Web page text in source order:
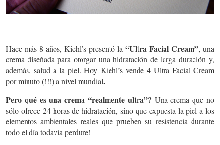
Hace más 8 años, Kiehl’s presentó la “Ultra Facial Cream”, una
crema diseñada para otorgar una hidratación de larga duración y,
además, salud a la piel. Hoy Kiehl’s vende 4 Ultra Facial Cream
por minuto (!!!) a nivel mundial.
Pero qué es una crema “realmente ultra”? Una crema que no
sólo ofrece 24 horas de hidratación, sino que expuesta la piel a los
elementos ambientales reales que prueben su resistencia durante
todo el día todavía perdure!